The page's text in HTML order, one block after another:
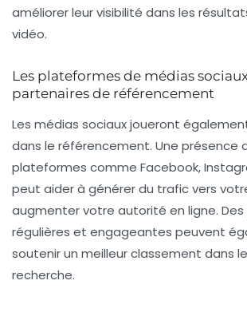
améliorer leur visibilité dans les
vidéo.
Les plateformes de médias
partenaires de référencement
Les médias sociauxjoueront
dans le référencement. Une présence
plateformes comme Facebook,
peut aider à générer du trafic vers
augmenter votre autorité en ligne.
régulières et engageantes peuvent
soutenir un meilleur classement dans
recherche.